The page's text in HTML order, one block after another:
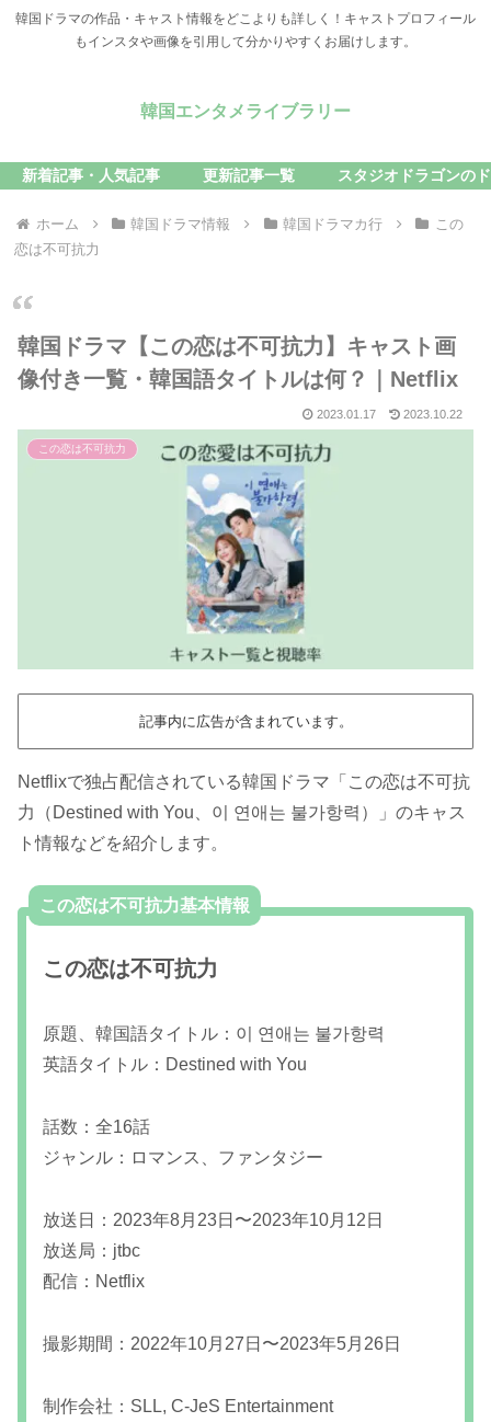
韓国ドラマの作品・キャスト情報をどこよりも詳しく！キャストプロフィール
もインスタや画像を引用して分かりやすくお届けします。
韓国エンタメライブラリー
新着記事・人気記事 更新記事一覧 スタジオドラゴンの
ホーム 韓国ドラマ情報 韓国ドラマカ行
この
恋は不可抗力
韓国ドラマ【この恋は不可抗力】キャスト画
像付き一覧・韓国語タイトルは何？｜Netflix
2023.01.17 2023.10.22
この恋は不可抗力
記事内に広告が含まれています。
Netflixで独占配信されている韓国ドラマ「この恋は不可抗
力（Destined with You、이 연애는 불가항력）」のキャス
ト情報などを紹介します。
この恋は不可抗力基本情報
この恋は不可抗力
原題、韓国語タイトル：이 연애는 불가항력
英語タイトル：Destined with You
話数：全16話
ジャンル：ロマンス、ファンタジー
放送日：2023年8月23日〜2023年10月12日
放送局：jtbc
配信：Netflix
撮影期間：2022年10月27日〜2023年5月26日
制作会社： SLL, C-JeS Entertainment